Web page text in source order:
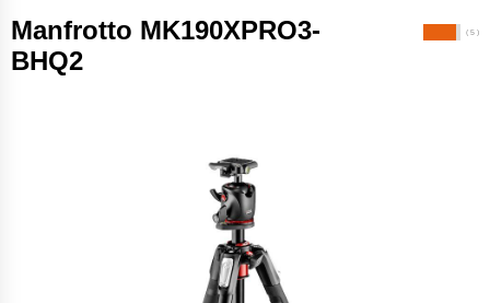
Manfrotto MK190XPRO3-
BHQ2
( 5 )